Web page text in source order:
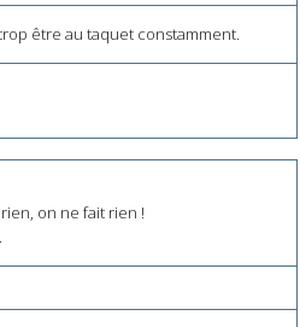
être au taquet constamment.
on ne fait rien !